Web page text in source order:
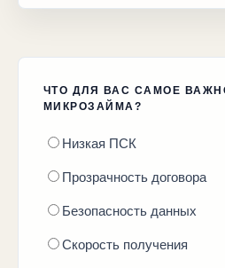
ЧТО ДЛЯ ВАС САМОЕ
МИКРОЗАЙМА?
Низкая ПСК
Прозрачность договора
Безопасность данных
Скорость получения